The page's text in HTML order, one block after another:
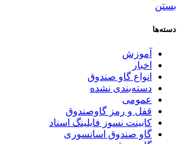
بستن
دسته‌ها
آموزش
اخبار
انواع گاو صندوق
دسته‌بندی نشده
عمومی
قفل و رمز گاوصندوق
کابینت نسوز فایلینگ اسناد
گاو صندوق اسانسوری